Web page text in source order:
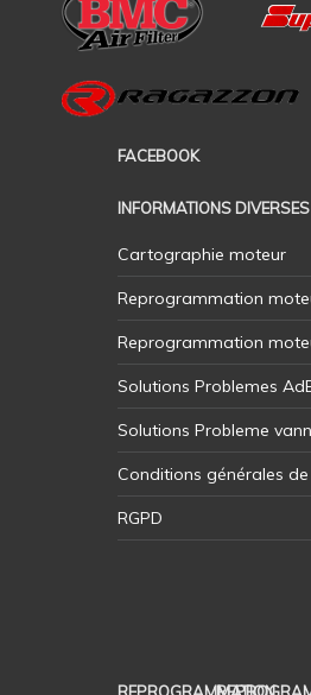
FACEBOOK
INFORMATIONS DIVERSES
Cartographie moteur
Reprogrammation
Reprogrammation
Solutions Problemes
Solutions Probleme
Conditions générales
RGPD
REPROGRAMMATION